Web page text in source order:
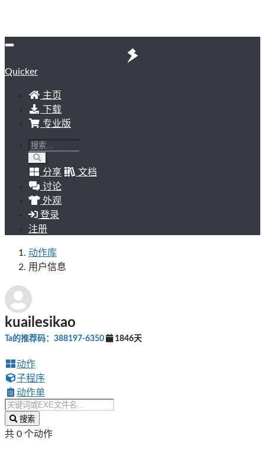
Quicker
主页
下载
专业版
分享
文档
讨论
外观
登录
注册
动作库
用户信息
kuailesikao
Ta的推荐码：388197-6350 1846天
动作
子程序
动作单
搜索
共 0 个动作